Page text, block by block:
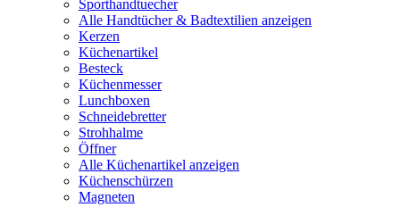
Sporthandtuecher
Alle Handtücher & Badtextilien anzeigen
Kerzen
Küchenartikel
Besteck
Küchenmesser
Lunchboxen
Schneidebretter
Strohhalme
Öffner
Alle Küchenartikel anzeigen
Küchenschürzen
Magneten